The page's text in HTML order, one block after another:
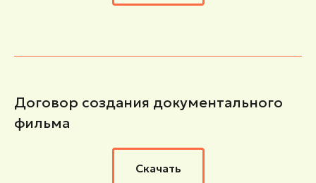
Договор создания документального
фильма
Скачать